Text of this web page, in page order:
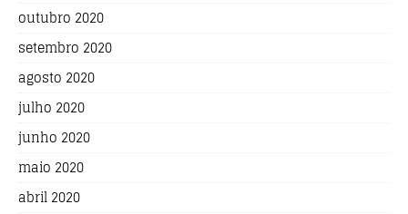
outubro 2020
setembro 2020
agosto 2020
julho 2020
junho 2020
maio 2020
abril 2020